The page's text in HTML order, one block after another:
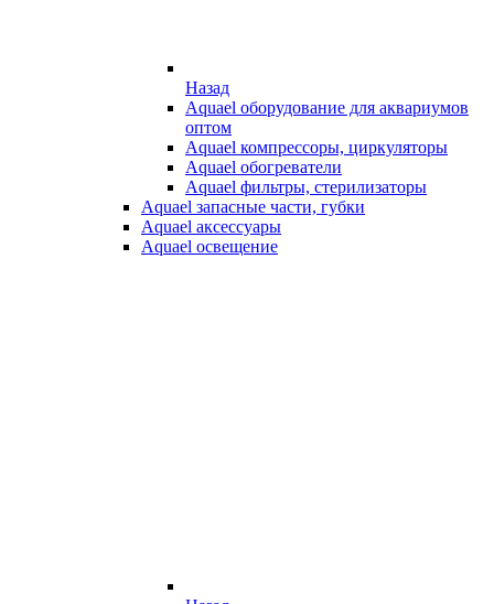
Назад
Aquael оборудование для аквариумов
оптом
Aquael компрессоры, циркуляторы
Aquael обогреватели
Aquael фильтры, стерилизаторы
Aquael запасные части, губки
Aquael аксессуары
Aquael освещение